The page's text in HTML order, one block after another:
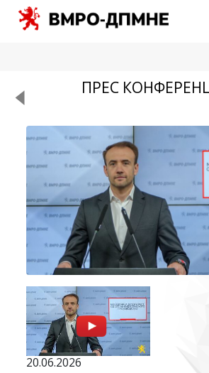
ПРЕС
20.06.2026